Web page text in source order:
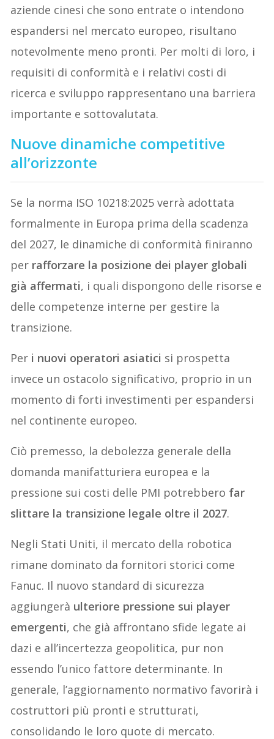
aziende cinesi che sono entrate o intendono
espandersi nel mercato europeo, risultano
notevolmente meno pronti. Per molti di loro, i
requisiti di conformità e i relativi costi di
ricerca e sviluppo rappresentano una barriera
importante e sottovalutata.
Nuove dinamiche competitive
all’orizzonte
Se la norma ISO 10218:2025 verrà adottata
formalmente in Europa prima della scadenza
del 2027, le dinamiche di conformità finiranno
per rafforzare la posizione dei player globali
già affermati, i quali dispongono delle risorse e
delle competenze interne per gestire la
transizione.
Per i nuovi operatori asiatici si prospetta
invece un ostacolo significativo, proprio in un
momento di forti investimenti per espandersi
nel continente europeo.
Ciò premesso, la debolezza generale della
domanda manifatturiera europea e la
pressione sui costi delle PMI potrebbero far
slittare la transizione legale oltre il 2027.
Negli Stati Uniti, il mercato della robotica
rimane dominato da fornitori storici come
Fanuc. Il nuovo standard di sicurezza
aggiungerà ulteriore pressione sui player
emergenti, che già affrontano sfide legate ai
dazi e all’incertezza geopolitica, pur non
essendo l’unico fattore determinante. In
generale, l’aggiornamento normativo favorirà i
costruttori più pronti e strutturati,
consolidando le loro quote di mercato.